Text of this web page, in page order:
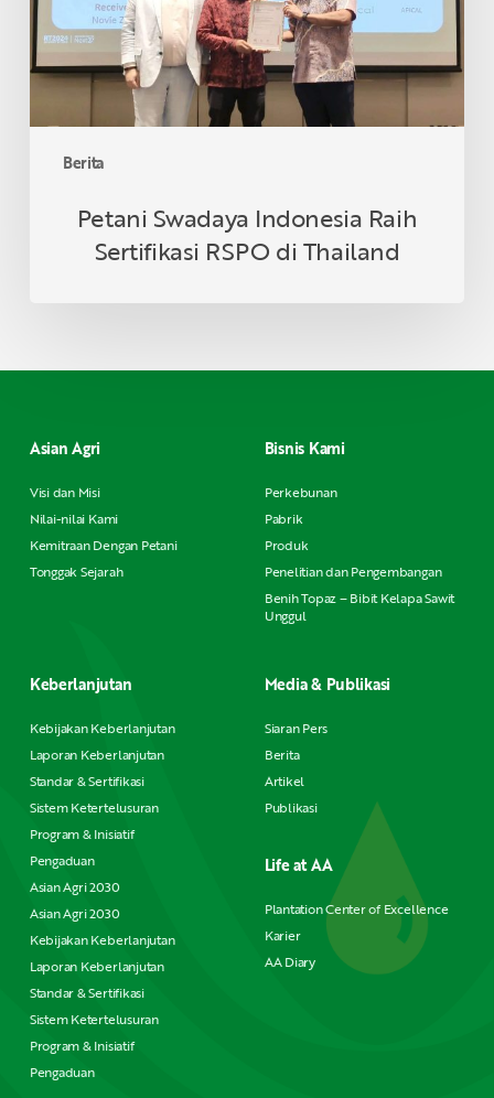
Berita
di
Thailand
Petani Swadaya Indonesia Raih
Sertifikasi RSPO di Thailand
Asian Agri
Visi dan Misi
Nilai-nilai Kami
Kemitraan Dengan Petani
Tonggak Sejarah
Bisnis Kami
Perkebunan
Pabrik
Produk
Penelitian dan Pengembangan
Benih Topaz – Bibit Kelapa Sawit
Unggul
Keberlanjutan
Kebijakan Keberlanjutan
Laporan Keberlanjutan
Standar & Sertifikasi
Sistem Ketertelusuran
Program & Inisiatif
Pengaduan
Asian Agri 2030
Asian Agri 2030
Kebijakan Keberlanjutan
Laporan Keberlanjutan
Standar & Sertifikasi
Sistem Ketertelusuran
Program & Inisiatif
Pengaduan
Media & Publikasi
Siaran Pers
Berita
Artikel
Publikasi
Life at AA
Plantation Center of Excellence
Karier
AA Diary